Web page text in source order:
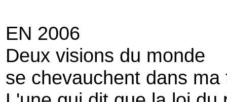
EN 2006
Deux visions du monde
se chevauchent dans ma